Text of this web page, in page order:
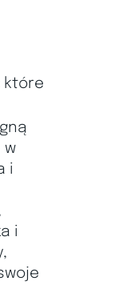
które
w
i
i